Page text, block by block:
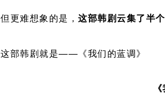
但更难想象的是， 这部韩剧云集了半
这部韩剧就是——《我们的蓝调》